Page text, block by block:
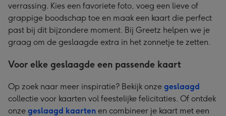
verrassing. Kies een favoriete foto, voeg een lieve of
grappige boodschap toe en maak een kaart die perfect
past bij dit bijzondere moment. Bij Greetz helpen we je
graag om de geslaagde extra in het zonnetje te zetten.
Voor elke geslaagde een passende kaart
Op zoek naar meer inspiratie? Bekijk onze geslaagd
collectie voor kaarten vol feestelijke felicitaties. Of ontdek
onze geslaagd kaarten en combineer je kaart met een